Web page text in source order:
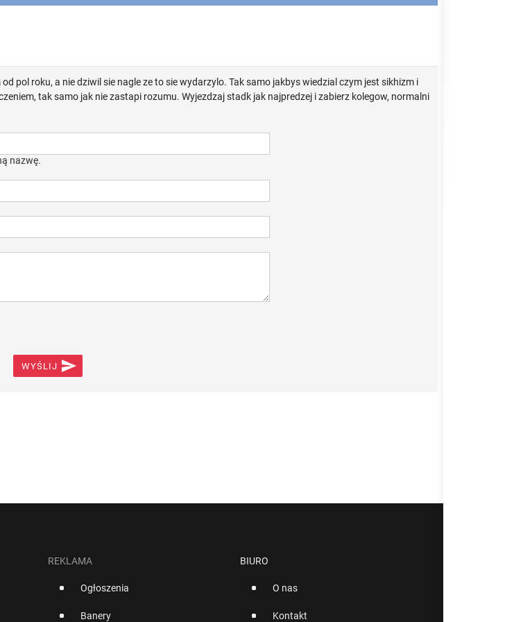
pol roku, a nie dziwil sie nagle ze to sie wydarzylo. Tak samo jakbys wiedzial czym jest sikhizm i
tak samo jak nie zastapi rozumu. Wyjezdzaj stadk jak najpredzej i zabierz kolegow, normalni
nazwę.
WYŚLIJ 
REKLAMA
Ogłoszenia
Banery
BIURO
O nas
Kontakt